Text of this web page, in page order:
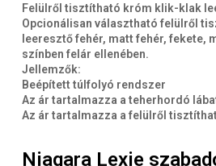
Felülről tisztítható króm klik-klak
Opcionálisan választható felülről
leeresztő fehér, matt fehér, fekete,
színben felár ellenében.
Jellemzők:
Beépített túlfolyó rendszer
Az ár tartalmazza a teherhordó
Az ár tartalmazza a felülről
Niagara Lexie